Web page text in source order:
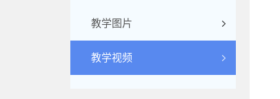
教学图片
教学视频